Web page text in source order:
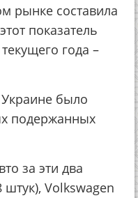
рынке составила
показатель
года –
было
подержанных
за эти два
Volkswagen